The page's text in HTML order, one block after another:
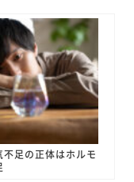
不足の正体はホルモ